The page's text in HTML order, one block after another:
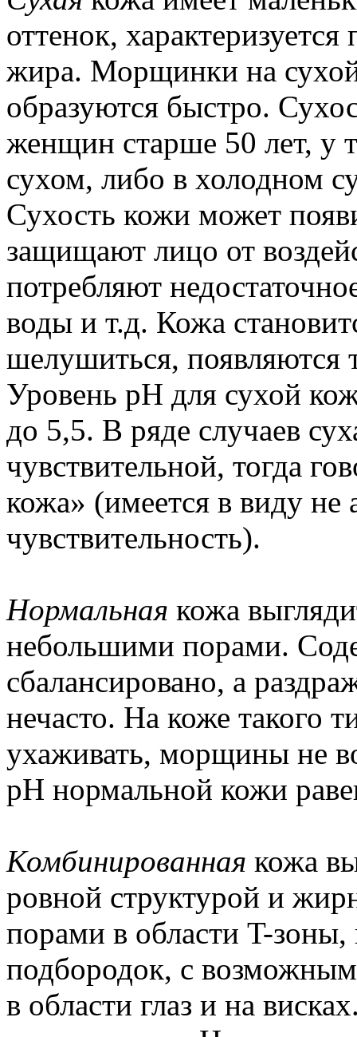
оттенок,
жира. Морщинки на сухой
образуются быстро.
женщин старше 50 лет, у
сухом, либо в холодном
Сухость кожи может
защищают лицо от
потребляют
воды и т.д. Кожа
шелушиться, появляются
Уровень pH для сухой
до 5,5. В ряде случаев
чувствительной, тогда
кожа» (имеется в виду не
чувствительность).
Нормальная кожа
небольшими порами.
сбалансировано, а
нечасто. На коже такого
ухаживать, морщины не
pH нормальной кожи
Комбинированная кожа
ровной структурой и
порами в области T-
подбородок, с
в области глаз и на